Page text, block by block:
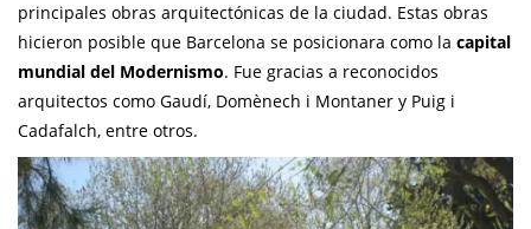
principales obras arquitectónicas de la ciudad. Estas obras
hicieron posible que Barcelona se posicionara como la capital
mundial del Modernismo. Fue gracias a reconocidos
arquitectos como Gaudí, Domènech i Montaner y Puig i
Cadafalch, entre otros.